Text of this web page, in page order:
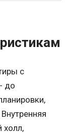
с
до
холл,